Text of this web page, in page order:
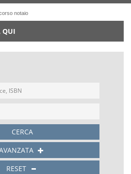
notaio
QUI
CERCA
RESET